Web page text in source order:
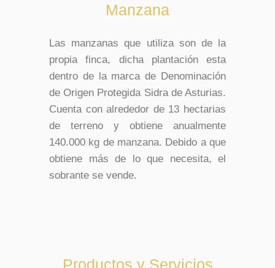
Manzana
Las manzanas que utiliza son de la
propia finca, dicha plantación esta
dentro de la marca de Denominación
de Origen Protegida Sidra de Asturias.
Cuenta con alrededor de 13 hectarias
de terreno y obtiene anualmente
140.000 kg de manzana. Debido a que
obtiene más de lo que necesita, el
sobrante se vende.
Productos y Servicios